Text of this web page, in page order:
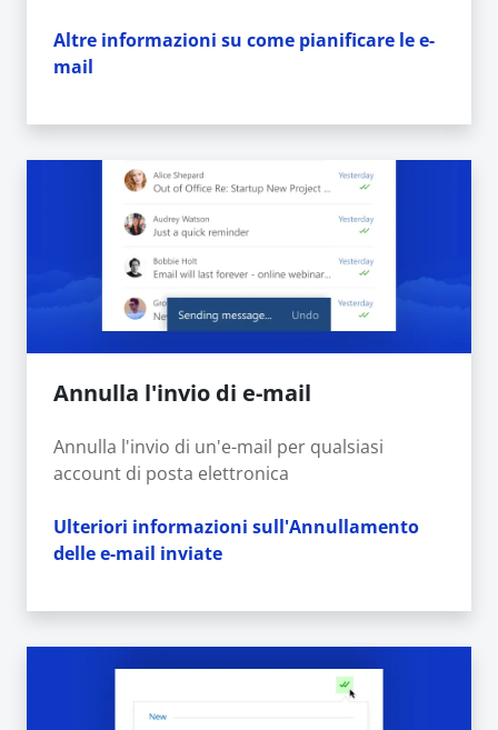
Altre informazioni su come pianificare le e-
mail
Annulla l'invio di e-mail
Annulla l'invio di un'e-mail per qualsiasi
account di posta elettronica
Ulteriori informazioni sull'Annullamento
delle e-mail inviate